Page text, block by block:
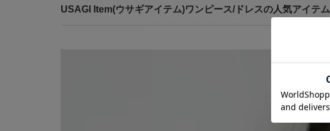
USAGI Item(ウサギアイテム)ワンピース/ドレスの人気アイテム